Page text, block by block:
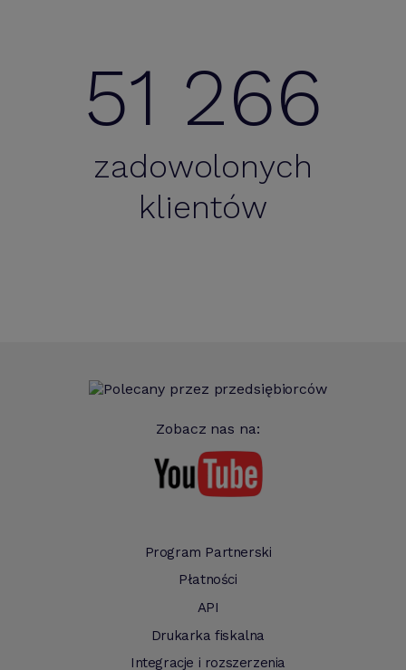
51 266
zadowolonych
klientów
Zobacz nas na:
Program Partnerski
Płatności
API
Drukarka fiskalna
Integracje i rozszerzenia